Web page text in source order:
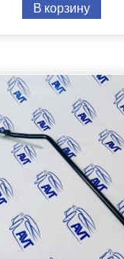
В корзину